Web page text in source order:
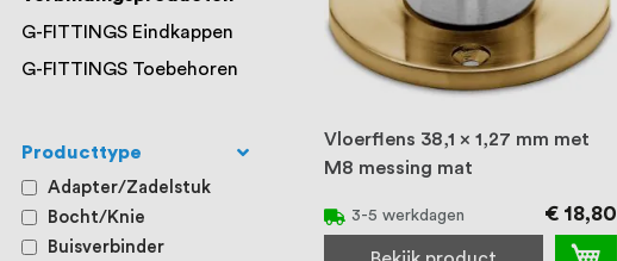
Vloerflens 38,1 x 1,27 mm met
M8 messing mat
3-5 werkdagen € 18,80
G-FITTINGS Eindkappen
G-FITTINGS Toebehoren
Producttype
Adapter/Zadelstuk
Bocht/Knie
Buisverbinder